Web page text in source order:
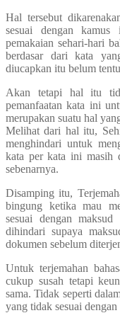
Hal tersebut
sesuai dengan
pemakaian sehari-hari
berdasar dari kata
diucapkan itu belum
Akan tetapi hal itu
pemanfaatan kata ini
merupakan suatu hal
Melihat dari hal itu,
menghindari untuk
kata per kata ini masih
sebenarnya.
Disamping itu,
bingung ketika mau
sesuai dengan
dihindari supaya
dokumen sebelum
Untuk terjemahan
cukup susah tetapi
sama. Tidak seperti
yang tidak sesuai